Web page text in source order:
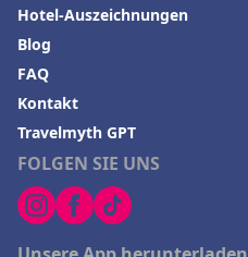
FOLGEN SIE UNS
Hotel-Auszeichnungen
Blog
FAQ
Kontakt
Travelmyth GPT